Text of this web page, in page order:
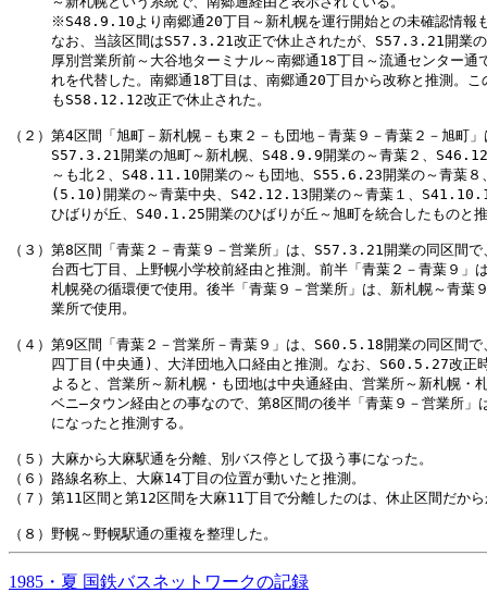
1985・夏 国鉄バスネットワークの記録